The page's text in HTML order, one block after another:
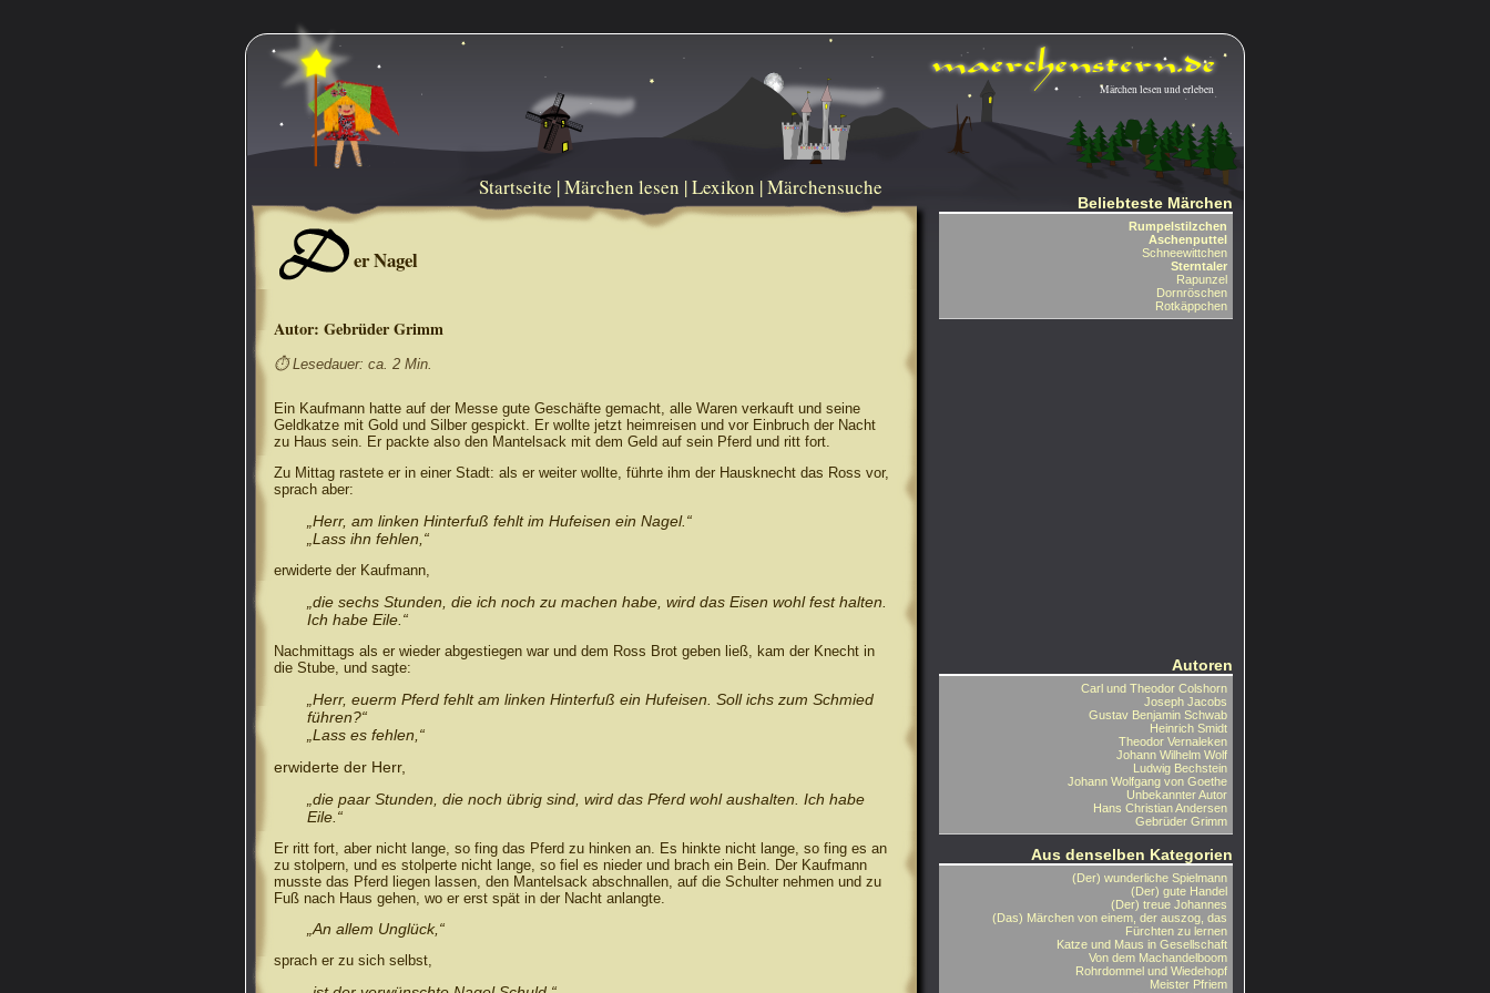
Startseite |Märchen lesen |Lexikon |Märchensuche
Märchen lesen und erleben
er Nagel
Autor: Gebrüder Grimm
⏱ Lesedauer: ca. 2 Min.
Ein Kaufmann hatte auf der Messe gute Geschäfte gemacht, alle Waren verkauft und seine
Geldkatze mit Gold und Silber gespickt. Er wollte jetzt heimreisen und vor Einbruch der Nacht
zu Haus sein. Er packte also den Mantelsack mit dem Geld auf sein Pferd und ritt fort.
Zu Mittag rastete er in einer Stadt: als er weiter wollte, führte ihm der Hausknecht das Ross vor,
sprach aber:
„Herr, am linken Hinterfuß fehlt im Hufeisen ein Nagel.“
„Lass ihn fehlen,“
erwiderte der Kaufmann,
„die sechs Stunden, die ich noch zu machen habe, wird das Eisen wohl fest halten.
Ich habe Eile.“
Nachmittags als er wieder abgestiegen war und dem Ross Brot geben ließ, kam der Knecht in
die Stube, und sagte:
„Herr, euerm Pferd fehlt am linken Hinterfuß ein Hufeisen. Soll ichs zum Schmied
führen?“
„Lass es fehlen,“
erwiderte der Herr,
„die paar Stunden, die noch übrig sind, wird das Pferd wohl aushalten. Ich habe
Eile.“
Er ritt fort, aber nicht lange, so fing das Pferd zu hinken an. Es hinkte nicht lange, so fing es an
zu stolpern, und es stolperte nicht lange, so fiel es nieder und brach ein Bein. Der Kaufmann
musste das Pferd liegen lassen, den Mantelsack abschnallen, auf die Schulter nehmen und zu
Fuß nach Haus gehen, wo er erst spät in der Nacht anlangte.
„An allem Unglück,“
sprach er zu sich selbst,
Beliebteste Märchen
Rumpelstilzchen
Aschenputtel
Schneewittchen
Sterntaler
Rapunzel
Dornröschen
Rotkäppchen
Autoren
Carl und Theodor Colshorn
Joseph Jacobs
Gustav Benjamin Schwab
Heinrich Smidt
Theodor Vernaleken
Johann Wilhelm Wolf
Ludwig Bechstein
Johann Wolfgang von Goethe
Unbekannter Autor
Hans Christian Andersen
Gebrüder Grimm
Aus denselben Kategorien
(Der) wunderliche Spielmann
(Der) gute Handel
(Der) treue Johannes
(Das) Märchen von einem, der auszog, das
Fürchten zu lernen
Katze und Maus in Gesellschaft
Von dem Machandelboom
Rohrdommel und Wiedehopf
Meister Pfriem